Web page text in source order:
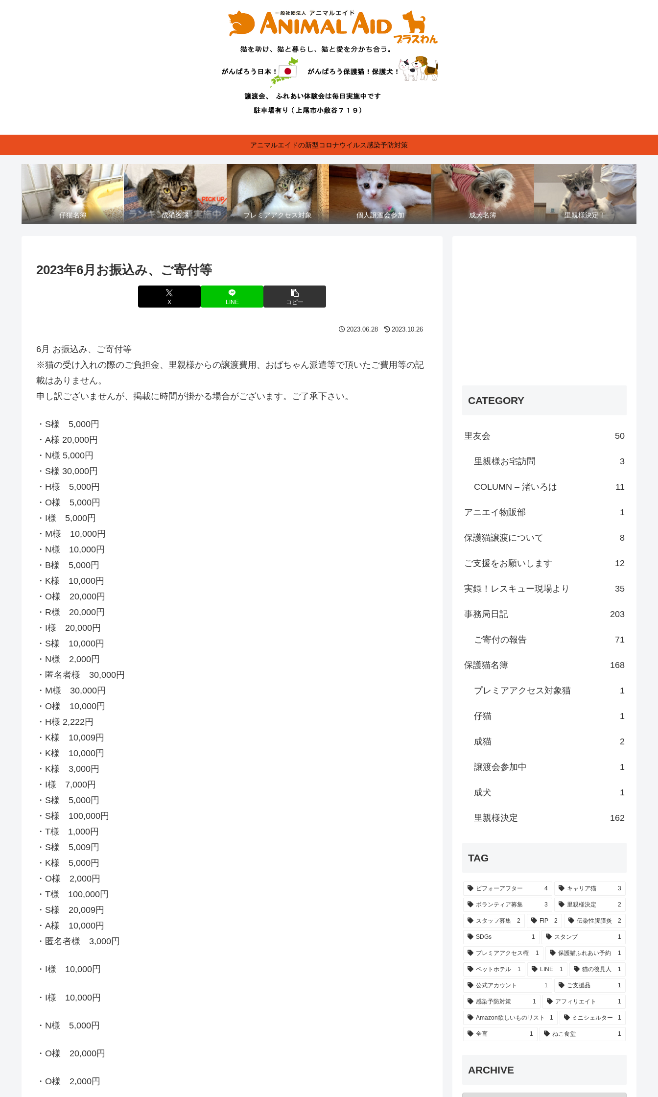
アニマルエイドの新型コロナウイルス感染予防対策
仔猫名簿 成猫名簿 プレミアアクセス対象 個人譲渡会参加 成犬名簿 里親様決定！
2023年6月お振込み、ご寄付等
X LINE コピー
2023.06.28 2023.10.26
6月 お振込み、ご寄付等
※猫の受け入れの際のご負担金、里親様からの譲渡費用、おばちゃん派遣等で頂いたご費用等の記
載はありません。
申し訳ございませんが、掲載に時間が掛かる場合がございます。ご了承下さい。
・S様 5,000円
・A様 20,000円
・N様 5,000円
・S様 30,000円
・H様 5,000円
・O様 5,000円
・I様 5,000円
・M様 10,000円
・N様 10,000円
・B様 5,000円
・K様 10,000円
・O様 20,000円
・R様 20,000円
・I様 20,000円
・S様 10,000円
・N様 2,000円
・匿名者様 30,000円
・M様 30,000円
・O様 10,000円
・H様 2,222円
・K様 10,009円
・K様 10,000円
・K様 3,000円
・I様 7,000円
・S様 5,000円
・S様 100,000円
・T様 1,000円
・S様 5,009円
・K様 5,000円
・O様 2,000円
・T様 100,000円
・S様 20,009円
・A様 10,000円
・匿名者様 3,000円
・I様 10,000円
・I様 10,000円
・N様 5,000円
・O様 20,000円
・O様 2,000円
CATEGORY
里友会 50
里親様お宅訪問 3
COLUMN – 渚いろは 11
アニエイ物販部 1
保護猫譲渡について 8
ご支援をお願いします 12
実録！レスキュー現場より 35
事務局日記 203
ご寄付の報告 71
保護猫名簿 168
プレミアアクセス対象猫 1
仔猫 1
成猫 2
譲渡会参加中 1
成犬 1
里親様決定 162
TAG
ビフォーアフター 4 キャリア猫 3
ボランティア募集 3 里親様決定 2
スタッフ募集 2 FIP 2 伝染性腹膜炎 2
SDGs 1 スタンプ 1
プレミアアクセス権 1 保護猫ふれあい予約 1
ペットホテル 1 LINE 1 猫の後見人 1
公式アカウント 1 ご支援品 1
感染予防対策 1 アフィリエイト 1
Amazon欲しいものリスト 1 ミニシェルター 1
全盲 1 ねこ食堂 1
ARCHIVE